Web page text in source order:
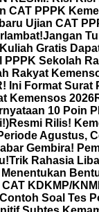
CAT PPPK
Ujian CAT
Jangan
Gratis
PPPK Sekolah
Rakyat
Ini Format
Kemensos 2026
10 Poin
Resmi Rilis!
Agustus,
Gembira!
Trik Rahasia
KDKMP/
Soal Tes